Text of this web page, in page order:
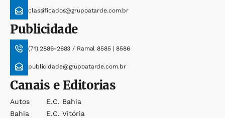
classificados@grupoatarde.com.br
Publicidade
(71) 2886-2683 / Ramal 8585 | 8586
publicidade@grupoatarde.com.br
Canais e Editorias
Autos
Bahia
E.c. Bahia
E.c. Vitória